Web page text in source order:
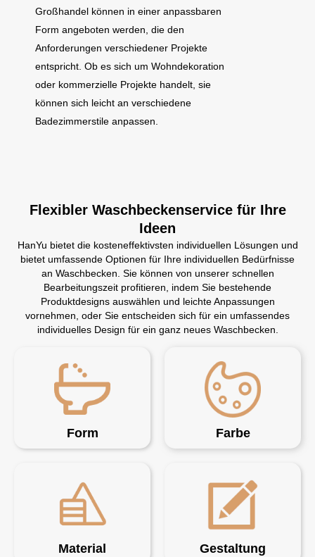
Großhandel können in einer anpassbaren
Form angeboten werden, die den
Anforderungen verschiedener Projekte
entspricht. Ob es sich um Wohndekoration
oder kommerzielle Projekte handelt, sie
können sich leicht an verschiedene
Badezimmerstile anpassen.
Flexibler Waschbeckenservice für Ihre
Ideen
HanYu bietet die kosteneffektivsten individuellen Lösungen und
bietet umfassende Optionen für Ihre individuellen Bedürfnisse
an Waschbecken. Sie können von unserer schnellen
Bearbeitungszeit profitieren, indem Sie bestehende
Produktdesigns auswählen und leichte Anpassungen
vornehmen, oder Sie entscheiden sich für ein umfassendes
individuelles Design für ein ganz neues Waschbecken.
Form Farbe
Material Gestaltung